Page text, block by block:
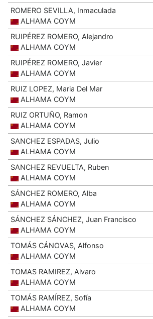
ROMERO SEVILLA, Inmaculada
ALHAMA COYM
RUIPÉREZ ROMERO, Alejandro
ALHAMA COYM
RUIPÉREZ ROMERO, Javier
ALHAMA COYM
RUIZ LOPEZ, Maria Del Mar
ALHAMA COYM
RUIZ ORTUÑO, Ramon
ALHAMA COYM
SANCHEZ ESPADAS, Julio
ALHAMA COYM
SANCHEZ REVUELTA, Ruben
ALHAMA COYM
SÁNCHEZ ROMERO, Alba
ALHAMA COYM
SÁNCHEZ SÁNCHEZ, Juan Francisco
ALHAMA COYM
TOMÁS CÁNOVAS, Alfonso
ALHAMA COYM
TOMAS RAMIREZ, Alvaro
ALHAMA COYM
TOMÁS RAMÍREZ, Sofía
ALHAMA COYM